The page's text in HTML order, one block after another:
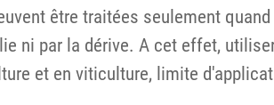
être traitées seulement
ni par la dérive. A cet effet,
et en viticulture, limite